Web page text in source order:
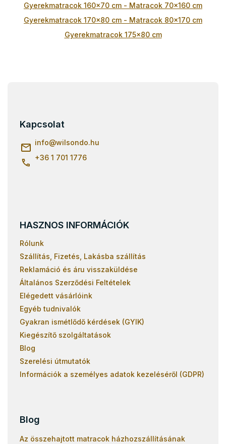
e
m
i
Gyerekmatracok 160x70 cm - Matracok 70x160 cm
Gyerekmatracok 170x80 cm - Matracok 80x170 cm
Gyerekmatracok 175x80 cm
Kapcsolat
info@wilsondo.hu
+36 1 701 1776
HASZNOS INFORMÁCIÓK
Rólunk
Szállítás, Fizetés, Lakásba szállítás
Reklamáció és áru visszaküldése
Általános Szerződési Feltételek
Elégedett vásárlóink
Egyéb tudnivalók
Gyakran ismétlődő kérdések (GYIK)
Kiegészítő szolgáltatások
Blog
Szerelési útmutatók
Információk a személyes adatok kezeléséről (GDPR)
Blog
Az összehajtott matracok házhozszállításának